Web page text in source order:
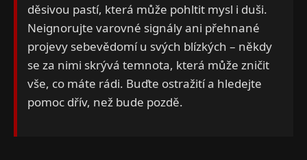
děsivou pastí, která může pohltit mysl i duši.
Neignorujte varovné signály ani přehnané
projevy sebevědomí u svých blízkých – někdy
se za nimi skrývá temnota, která může zničit
vše, co máte rádi. Buďte ostražití a hledejte
pomoc dřív, než bude pozdě.